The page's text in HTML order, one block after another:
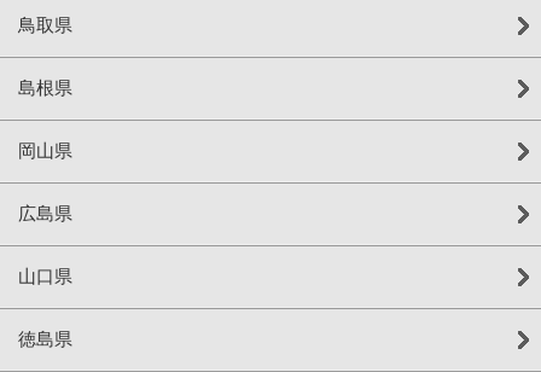
鳥取県
島根県
岡山県
広島県
山口県
徳島県